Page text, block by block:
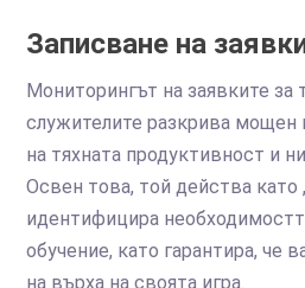
Записване на
Мониторингът на заявките за
служителите разкрива мощен
на тяхната продуктивност и
Освен това, той действа като
идентифицира
обучение, като гарантира, че
на върха на своята игра.